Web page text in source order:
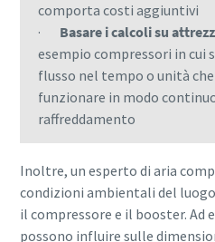
comporta costi aggiuntivi
· Basare i calcoli su
esempio compressori in cui
flusso nel tempo o unità
funzionare in modo
raffreddamento
Inoltre, un esperto di aria
condizioni ambientali del
il compressore e il booster.
possono influire sulle